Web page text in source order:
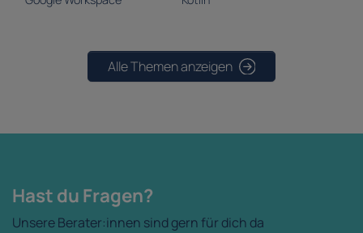
Alle Themen anzeigen
Hast du Fragen?
Unsere Berater:innen sind gern für dich da